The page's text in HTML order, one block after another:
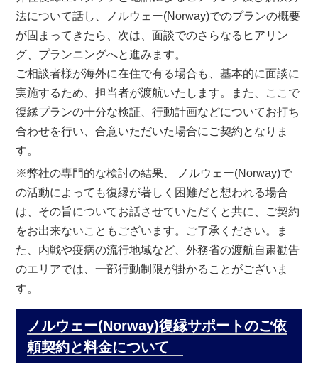
法について話し、ノルウェー(Norway)でのプランの概要
が固まってきたら、次は、面談でのさらなるヒアリン
グ、プランニングへと進みます。
ご相談者様が海外に在住で有る場合も、基本的に面談に
実施するため、担当者が渡航いたします。また、ここで
復縁プランの十分な検証、行動計画などについてお打ち
合わせを行い、合意いただいた場合にご契約となりま
す。
※弊社の専門的な検討の結果、 ノルウェー(Norway)で
の活動によっても復縁が著しく困難だと想われる場合
は、その旨についてお話させていただくと共に、ご契約
をお出来ないこともございます。ご了承ください。ま
た、内戦や疫病の流行地域など、外務省の渡航自粛勧告
のエリアでは、一部行動制限が掛かることがございま
す。
ノルウェー(Norway)復縁サポートのご依
頼契約と料金について